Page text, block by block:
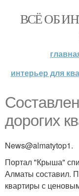
ВСЁ ОБ
интерьер для
дорогих
News@almatytop1.
Портал "Крыша"
Алматы составил.
квартиры с